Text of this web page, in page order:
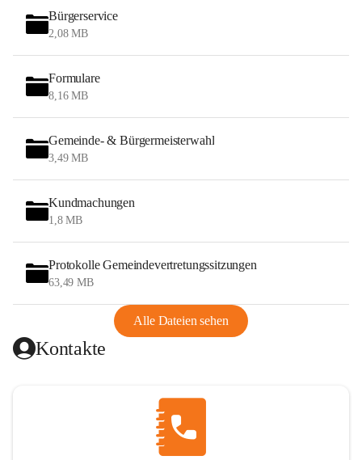
Bürgerservice
2,08 MB
Formulare
8,16 MB
Gemeinde- & Bürgermeisterwahl
3,49 MB
Kundmachungen
1,8 MB
Protokolle Gemeindevertretungssitzungen
63,49 MB
Alle Dateien sehen
Kontakte